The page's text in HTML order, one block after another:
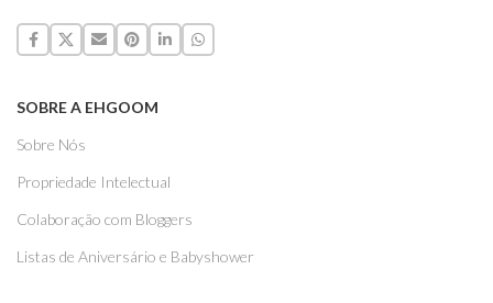
SOBRE A EHGOOM
Sobre Nós
Propriedade Intelectual
Colaboração com Bloggers
Listas de Aniversário e Babyshower